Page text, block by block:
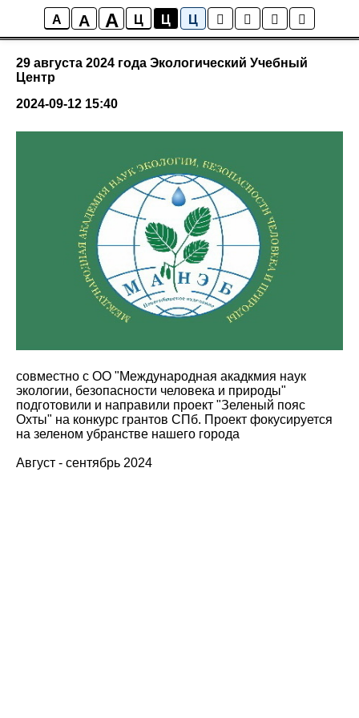
A A A Ц Ц Ц
События
29 августа 2024 года Экологический Учебный
Центр
2024-09-12 15:40
совместно с ОО "Международная акадкмия наук
экологии, безопасности человека и природы"
подготовили и направили проект "Зеленый пояс
Охты" на конкурс грантов СПб. Проект фокусируется
на зеленом убранстве нашего города
Август - сентябрь 2024